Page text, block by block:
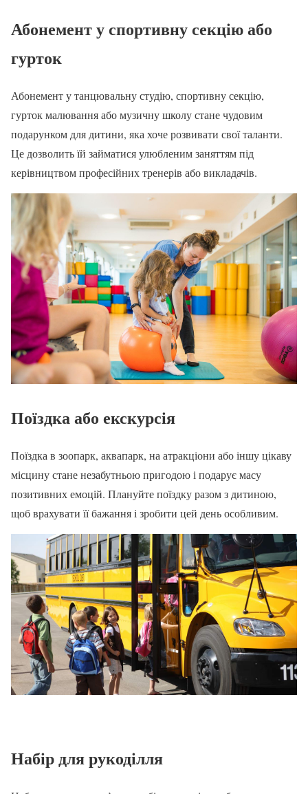
Абонемент у спортивну секцію або
гурток
Абонемент у танцювальну студію, спортивну секцію,
гурток малювання або музичну школу стане чудовим
подарунком для дитини, яка хоче розвивати свої таланти.
Це дозволить їй займатися улюбленим заняттям під
керівництвом професійних тренерів або викладачів.
Поїздка або екскурсія
Поїздка в зоопарк, аквапарк, на атракціони або іншу цікаву
місцину стане незабутньою пригодою і подарує масу
позитивних емоцій. Плануйте поїздку разом з дитиною,
щоб врахувати її бажання і зробити цей день особливим.
Набір для рукоділля